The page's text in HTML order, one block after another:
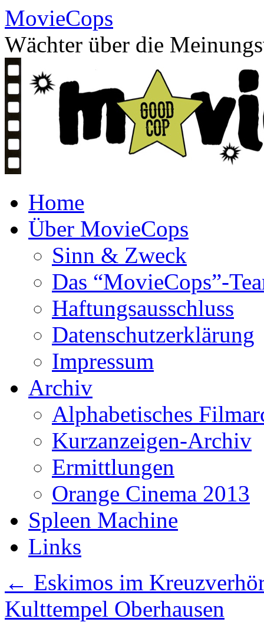
Skip
to
content
MovieCops
Wächter über die
Home
Über MovieCops
Sinn & Zweck
Das “MovieCops”-
Haftungsausschluss
Datenschutzerklärung
Impressum
Archiv
Alphabetisches
Kurzanzeigen-Archiv
Ermittlungen
Orange Cinema 2013
Spleen Machine
Links
← Eskimos im
Kulttempel Oberhausen